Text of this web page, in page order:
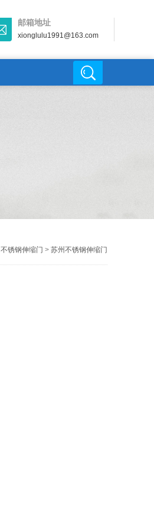
邮箱地址
xionglulu1991@163.com
不锈钢伸缩门 > 苏州不锈钢伸缩门